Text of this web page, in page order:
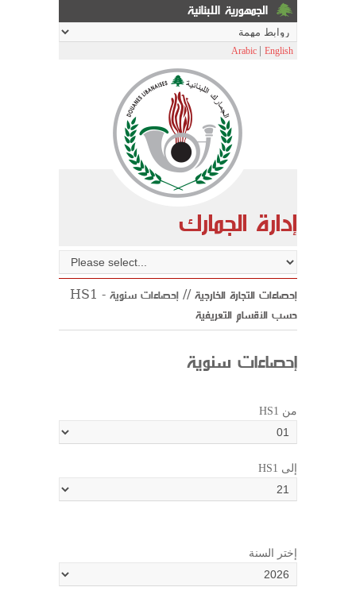
الجمهورية اللبنانية
Arabic English
إدارة الجمارك
HS1 إحصاءات التجارة الخارجية // إحصاءات سنوية -
حسب الأقسام التعريفية
إحصاءات سنوية
HS1 من
HS1 إلى
إختر السنة